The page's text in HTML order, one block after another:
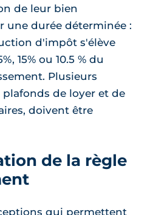
de leur bien
une durée déterminée :
d'impôt s'élève
15% ou 10.5 % du
Plusieurs
de loyer et de
doivent être
de la règle
qui permettent